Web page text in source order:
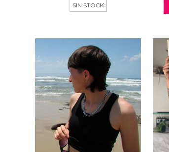
SIN STOCK